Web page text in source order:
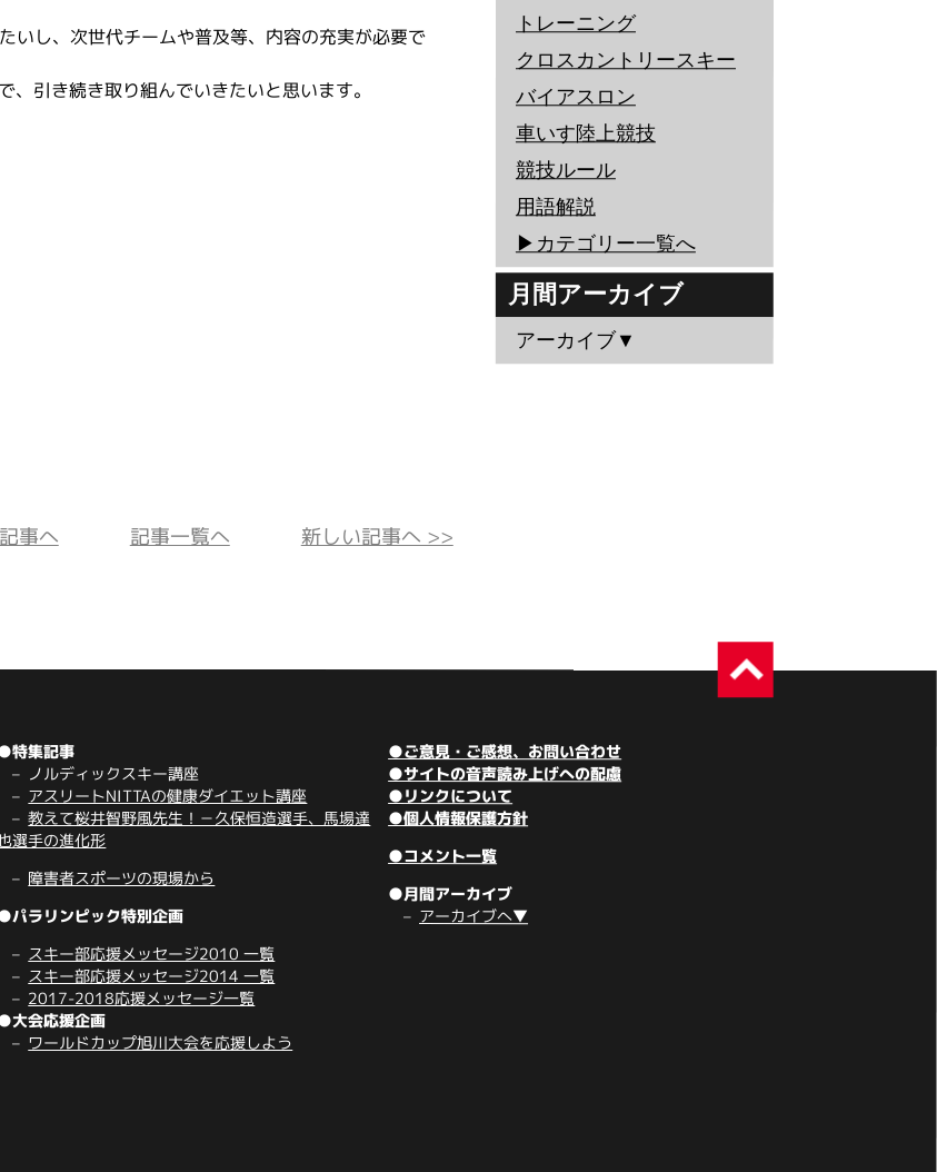
いし、次世代チームや普及等、内容の充実が必要で
引き続き取り組んでいきたいと思います。
トレーニング
クロスカントリースキー
バイアスロン
車いす陸上競技
競技ルール
用語解説
▶︎カテゴリー一覧へ
月間アーカイブ
アーカイブ▼
事へ 記事一覧へ 新しい記事へ >>
特集記事
ノルディックスキー講座
アスリートNITTAの健康ダイエット講座
教えて桜井智野風先生！－久保恒造選手、馬場達
選手の進化形
障害者スポーツの現場から
パラリンピック特別企画
スキー部応援メッセージ2010 一覧
スキー部応援メッセージ2014 一覧
2017-2018応援メッセージ一覧
大会応援企画
ワールドカップ旭川大会を応援しよう
●ご意見・ご感想、お問い合わせ
●サイトの音声読み上げへの配慮
●リンクについて
●個人情報保護方針
●コメント一覧
●月間アーカイブ
アーカイブへ▼